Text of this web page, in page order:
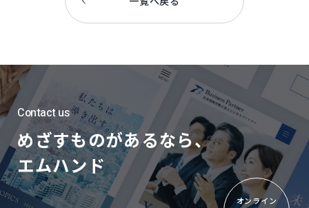
Contact us
めざすものがあるなら、
エムハンド
オンライン